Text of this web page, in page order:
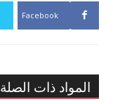
Facebook
المواد ذات الصلة